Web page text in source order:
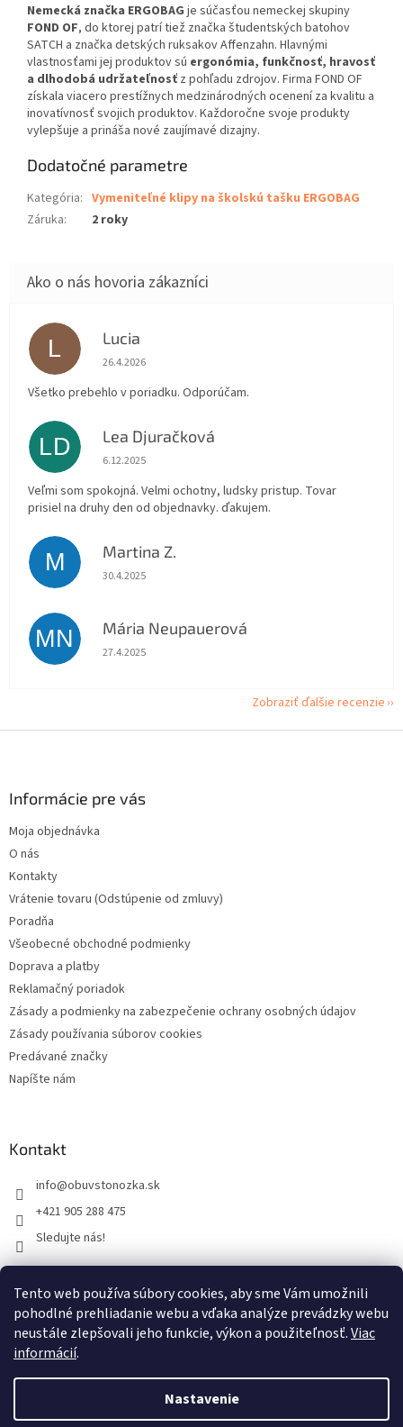
Tento web používa súbory cookies, aby sme Vám umožnili
pohodlné prehliadanie webu a vďaka analýze prevádzky webu
neustále zlepšovali jeho funkcie, výkon a použiteľnosť.Viac
informácií.
Nastavenie
Nemecká značka ERGOBAG je súčasťou nemeckej skupiny
FOND OF, do ktorej patrí tiež značka študentských batohov
SATCH a značka detských ruksakov Affenzahn. Hlavnými
vlastnosťami jej produktov sú ergonómia, funkčnosť, hravosť
a dlhodobá udržateľnosť z pohľadu zdrojov. Firma FOND OF
získala viacero prestížnych medzinárodných ocenení za kvalitu a
inovatívnosť svojich produktov. Každoročne svoje produkty
vylepšuje a prináša nové zaujímavé dizajny.
Dodatočné parametre
Kategória: Vymeniteľné klipy na školskú tašku ERGOBAG
Záruka: 2 roky
L Lucia
Hodnotenie obchodu je 5 z 5 hviezdičiek.
26.4.2026
Všetko prebehlo v poriadku. Odporúčam.
LD Lea Djuračková
Hodnotenie obchodu je 5 z 5 hviezdičiek.
6.12.2025
Veľmi som spokojná. Velmi ochotny, ludsky pristup. Tovar
prisiel na druhy den od objednavky. ďakujem.
M Martina Z.
Hodnotenie obchodu je 5 z 5 hviezdičiek.
30.4.2025
MN Mária Neupauerová
Hodnotenie obchodu je 5 z 5 hviezdičiek.
27.4.2025
Zobraziť ďalšie recenzie
Informácie pre vás
Moja objednávka
O nás
Kontakty
Vrátenie tovaru (Odstúpenie od zmluvy)
Poradňa
Všeobecné obchodné podmienky
Doprava a platby
Reklamačný poriadok
Zásady a podmienky na zabezpečenie ochrany osobných údajov
Zásady používania súborov cookies
Predávané značky
Napíšte nám
Kontakt
info@obuvstonozka.sk
+421 905 288 475
Sledujte nás!
Facebook
Vytvoril Shoptet